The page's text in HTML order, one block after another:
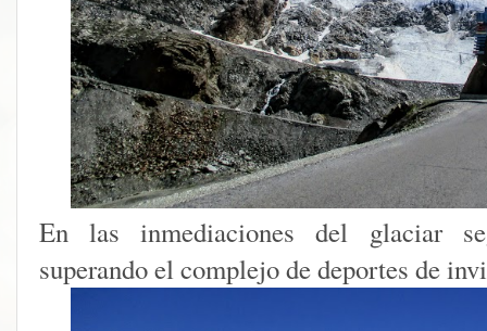
En las inmediaciones del glaciar
superando el complejo de deportes de